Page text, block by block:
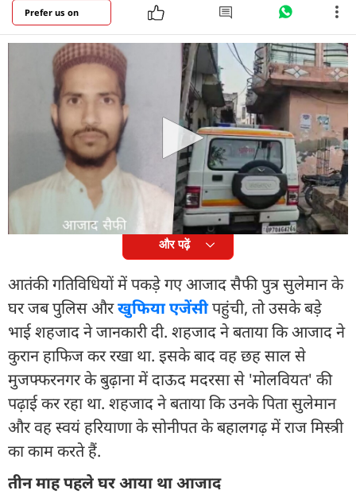
Prefer us on
उत्तर प्रदेश के शामली जिले के झिंझाना कस्बे का रहने वाला
युवक आजाद सैफी गुजरात एटीएस द्वारा आतंकी गतिविधियों
और हथियारों के साथ गिरफ्तार किया गया है. उसके दो अन्य
साथी भी पकड़े गए हैं. खबर मिलते ही स्थानीय पुलिस और
खुफिया विभाग अलर्ट पर आ गया है, वहीं कस्बे में हड़कंप मच
गया है.
और पढ़ें
आतंकी गतिविधियों में पकड़े गए आजाद सैफी पुत्र सुलेमान के
घर जब पुलिस औरखुफिया एजेंसीपहुंची, तो उसके बड़े
भाई शहजाद ने जानकारी दी. शहजाद ने बताया कि आजाद ने
कुरान हाफिज कर रखा था. इसके बाद वह छह साल से
मुजफ्फरनगर के बुढ़ाना में दाऊद मदरसा से 'मोलवियत' की
पढ़ाई कर रहा था. शहजाद ने बताया कि उनके पिता सुलेमान
और वह स्वयं हरियाणा के सोनीपत के बहालगढ़ में राज मिस्त्री
का काम करते हैं.
तीन माह पहले घर आया था आजाद